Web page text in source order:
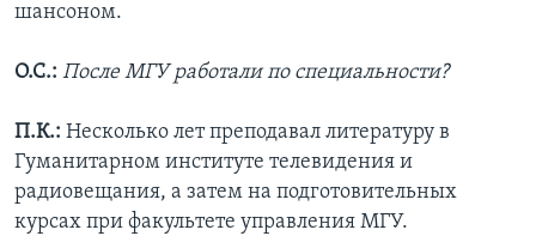
шансоном.
О.С.: После МГУ работали по специальности?
П.К.: Несколько лет преподавал литературу в
Гуманитарном институте телевидения и
радиовещания, а затем на подготовительных
курсах при факультете управления МГУ.